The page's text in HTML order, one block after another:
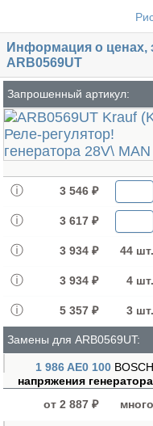
Информация о ценах,
ARB0569UT
Запрошенный артикул:
3 546 ₽
3 617 ₽
3 934 ₽ 44 шт.
3 934 ₽ 4 шт.
5 357 ₽ 3 шт.
Замены для ARB0569UT:
1 986 AE0 100
напряжения
от 2 887 ₽
много